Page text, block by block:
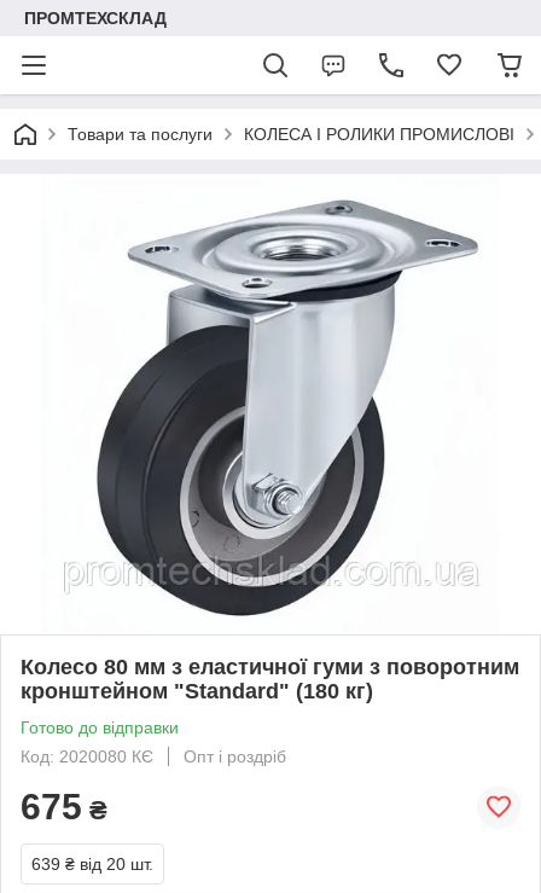
ПРОМТЕХСКЛАД
Товари та послуги КОЛЕСА І РОЛИКИ ПРОМИСЛОВІ
Колесо 80 мм з еластичної гуми з поворотним
кронштейном "Standard" (180 кг)
Готово до відправки
Код: 2020080 КЄ
Опт і роздріб
675 ₴
639 ₴ від 20 шт.